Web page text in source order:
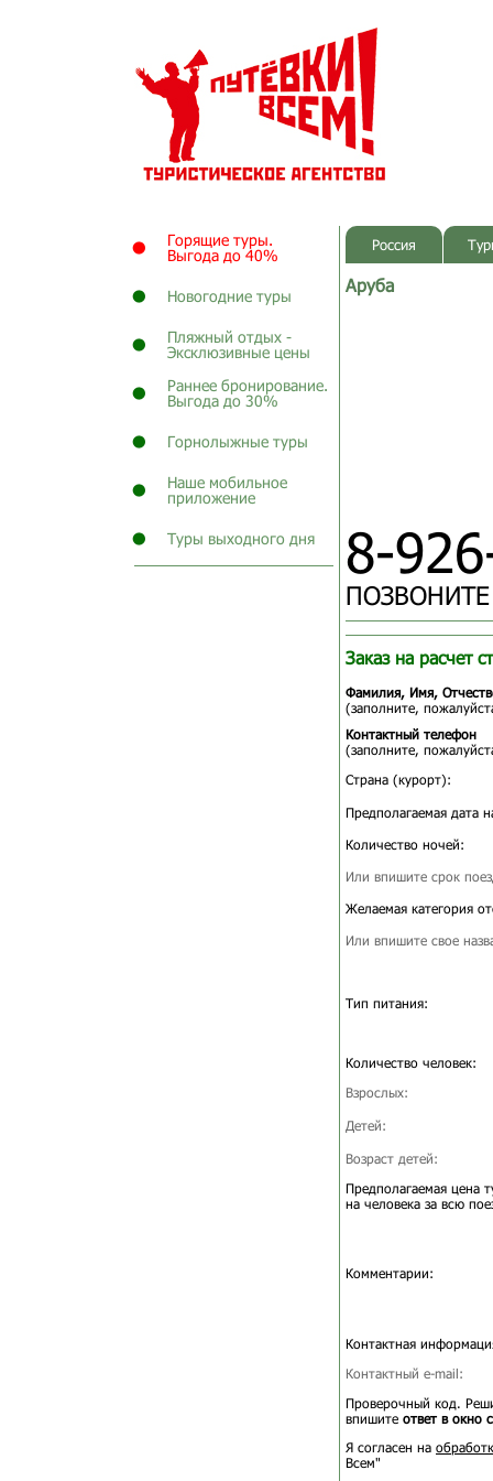
Горящие туры.
Выгода до 40%
Новогодние туры
Пляжный отдых -
Эксклюзивные цены
Раннее бронирование.
Выгода до 30%
Горнолыжные туры
Наше мобильное
приложение
Туры выходного дня
Россия
Аруба
8-
Заказ на расчет
Фамилия, Имя,
(заполните,
Контактный телефон
(заполните,
Страна (курорт):
Предполагаемая дата
Количество ночей:
Или впишите срок
Желаемая категория
Или впишите свое
Тип питания:
Количество человек:
Взрослых:
Детей:
Возраст детей:
Предполагаемая цена
на человека за всю
Комментарии:
Контактная
Контактный e-mail:
Проверочный код.
впишите ответ в окно
Я согласен на
Всем"